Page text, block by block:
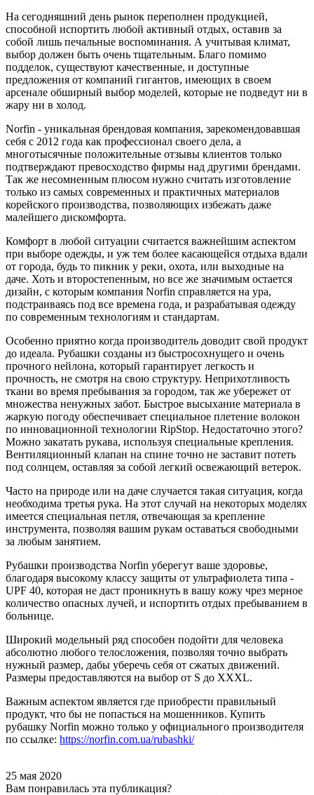
На сегодняшний день рынок переполнен продукцией,
способной испортить любой активный отдых, оставив за
собой лишь печальные воспоминания. А учитывая климат,
выбор должен быть очень тщательным. Благо помимо
подделок, существуют качественные, и доступные
предложения от компаний гигантов, имеющих в своем
арсенале обширный выбор моделей, которые не подведут ни в
жару ни в холод.
Norfin - уникальная брендовая компания, зарекомендовавшая
себя с 2012 года как профессионал своего дела, а
многотысячные положительные отзывы клиентов только
подтверждают превосходство фирмы над другими брендами.
Так же несомненным плюсом нужно считать изготовление
только из самых современных и практичных материалов
корейского производства, позволяющих избежать даже
малейшего дискомфорта.
Комфорт в любой ситуации считается важнейшим аспектом
при выборе одежды, и уж тем более касающейся отдыха вдали
от города, будь то пикник у реки, охота, или выходные на
даче. Хоть и второстепенным, но все же значимым остается
дизайн, с которым компания Norfin справляется на ура,
подстраиваясь под все времена года, и разрабатывая одежду
по современным технологиям и стандартам.
Особенно приятно когда производитель доводит свой продукт
до идеала. Рубашки созданы из быстросохнущего и очень
прочного нейлона, который гарантирует легкость и
прочность, не смотря на свою структуру. Неприхотливость
ткани во время пребывания за городом, так же убережет от
множества ненужных забот. Быстрое высыхание материала в
жаркую погоду обеспечивает специальное плетение волокон
по инновационной технологии RipStop. Недостаточно этого?
Можно закатать рукава, используя специальные крепления.
Вентиляционный клапан на спине точно не заставит потеть
под солнцем, оставляя за собой легкий освежающий ветерок.
Часто на природе или на даче случается такая ситуация, когда
необходима третья рука. На этот случай на некоторых моделях
имеется специальная петля, отвечающая за крепление
инструмента, позволяя вашим рукам оставаться свободными
за любым занятием.
Рубашки производства Norfin уберегут ваше здоровье,
благодаря высокому классу защиты от ультрафиолета типа -
UPF 40, которая не даст проникнуть в вашу кожу чрез мерное
количество опасных лучей, и испортить отдых пребыванием в
больнице.
Широкий модельный ряд способен подойти для человека
абсолютно любого телосложения, позволяя точно выбрать
нужный размер, дабы уберечь себя от сжатых движений.
Размеры предоставляются на выбор от S до XXXL.
Важным аспектом является где приобрести правильный
продукт, что бы не попасться на мошенников. Купить
рубашку Norfin можно только у официального производителя
по ссылке: https://norfin.com.ua/rubashki/
25 мая 2020
Вам понравилась эта публикация?